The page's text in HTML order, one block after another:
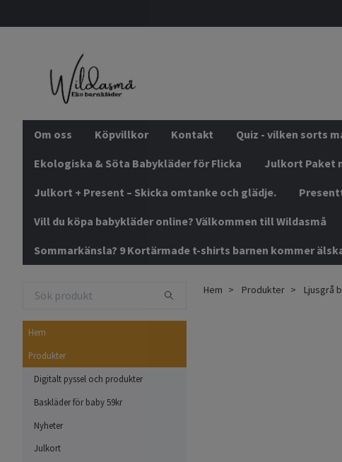
Om oss Köpvillkor Kontakt Quiz - vilken sorts
Ekologiska & Söta Babykläder för Flicka Julkort Paket
Julkort + Present – Skicka omtanke och glädje.
Vill du köpa babykläder online? Välkommen till Wildasmå
Sommarkänsla? 9 Kortärmade t-shirts barnen kommer
Hem
Produkter
Digitalt pyssel och produkter
Baskläder för baby 59kr
Nyheter
Julkort
Hem Produkter Ljusgrå